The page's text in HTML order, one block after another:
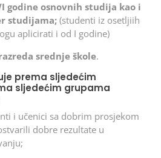
godine osnovnih studija kao i
studijama; (studenti iz osetljiih
aplicirati i od I godine)
srednje škole.
prema sljedećim
sljedećim grupama
i učenici sa dobrim prosjekom
dobre rezultate u